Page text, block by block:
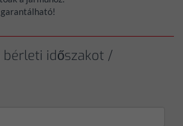
bérleti időszakot /